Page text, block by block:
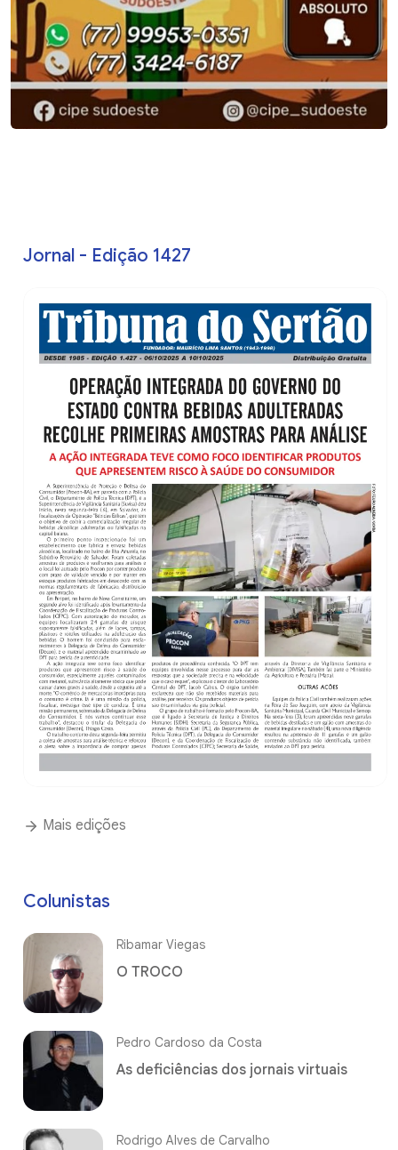
Jornal - Edição 1427
Mais edições
Colunistas
Ribamar Viegas
O TROCO
Pedro Cardoso da Costa
As deficiências dos jornais virtuais
Rodrigo Alves de Carvalho